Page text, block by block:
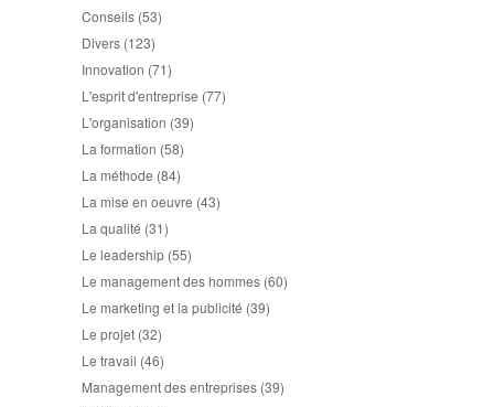
Conseils (53)
Divers (123)
Innovation (71)
L'esprit d'entreprise (77)
L'organisation (39)
La formation (58)
La méthode (84)
La mise en oeuvre (43)
La qualité (31)
Le leadership (55)
Le management des hommes (60)
Le marketing et la publicité (39)
Le projet (32)
Le travail (46)
Management des entreprises (39)